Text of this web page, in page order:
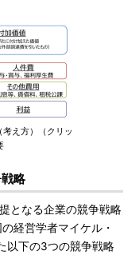
え方）（クリッ
略
となる企業の競争戦略
経営学者マイケル・
以下の3つの競争戦略